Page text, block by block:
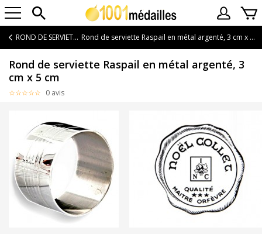
ROND DE SERVIETTE Rond de serviette Raspail en métal argenté, 3 cm x 5 cm
Rond de serviette Raspail en métal argenté, 3
cm x 5 cm
0 avis